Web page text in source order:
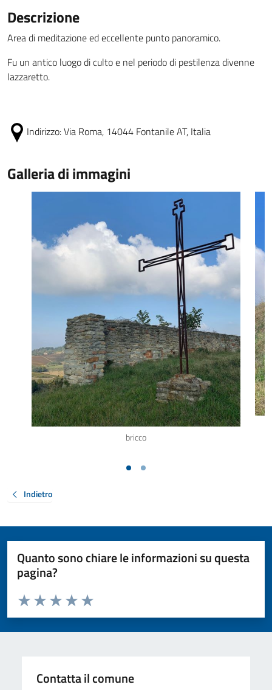
Descrizione
Area di meditazione ed eccellente punto panoramico.
Fu un antico luogo di culto e nel periodo di pestilenza divenne
lazzaretto.
Indirizzo:Via Roma, 14044 Fontanile AT, Italia
Galleria di immagini
bricco
Indietro
Quanto sono chiare le informazioni su questa
pagina?
Valuta da 1 a 5 stelle la pagina
Valuta 5 stelle su 5
Valuta 4 stelle su 5
Valuta 3 stelle su 5
Valuta 2 stelle su 5
Valuta 1 stelle su 5
Contatta il comune